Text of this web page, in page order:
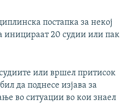
постапка за некој
иницираат 20 судии или пак
или вршел притисок
да поднесе изјава за
во ситуации во кои знаел